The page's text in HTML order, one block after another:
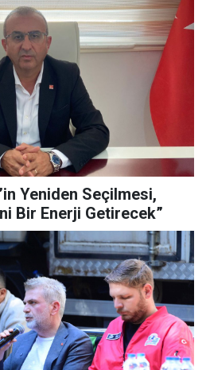
Yeniden Seçilmesi,
Bir Enerji Getirecek”